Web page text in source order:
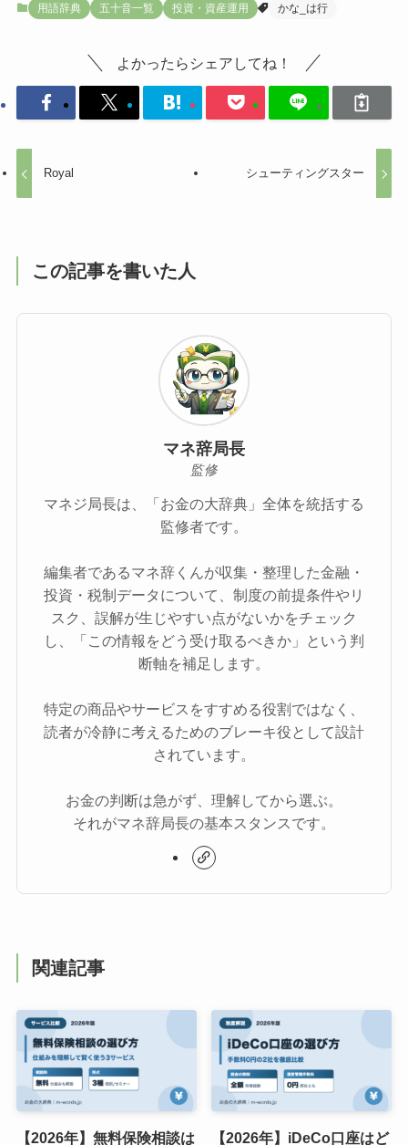
用語辞典 五十音一覧 投資・資産運用 かな_は行
よかったらシェアしてね！
Royal シューティングスター
この記事を書いた人
マネ辞局長
監修
マネジ局長は、「お金の大辞典」全体を統括する
監修者です。
編集者であるマネ辞くんが収集・整理した金融・
投資・税制データについて、制度の前提条件やリ
スク、誤解が生じやすい点がないかをチェック
し、「この情報をどう受け取るべきか」という判
断軸を補足します。
特定の商品やサービスをすすめる役割ではなく、
読者が冷静に考えるためのブレーキ役として設計
されています。
お金の判断は急がず、理解してから選ぶ。
それがマネ辞局長の基本スタンスです。
関連記事
【2026年】無料保険相談は 【2026年】iDeCo口座はど